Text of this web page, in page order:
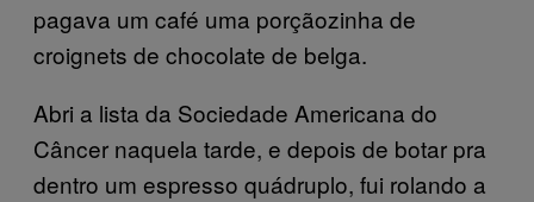
pagava um café uma porçãozinha de
croignets de chocolate de belga.
Abri a lista da Sociedade Americana do
Câncer naquela tarde, e depois de botar pra
dentro um espresso quádruplo, fui rolando a